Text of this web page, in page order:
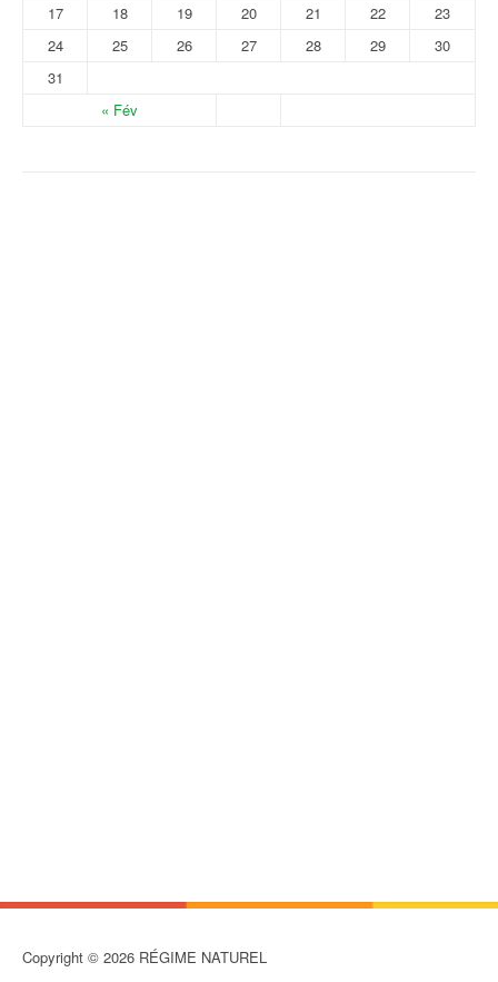
« Fév
17
18 19 20 21 22
23
24
25 26 27 28 29
30
31
Copyright © 2026 RÉGIME NATUREL